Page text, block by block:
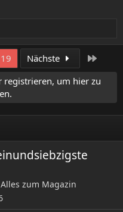
Nächste
registrieren, um hier zu
Alles zum Magazin